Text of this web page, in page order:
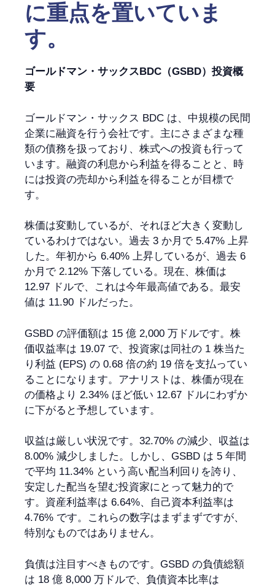
に重点を置いていま
す。
ゴールドマン・サックスBDC（GSBD）投資概
要
ゴールドマン・サックス BDC は、中規模の民間
企業に融資を行う会社です。主にさまざまな種
類の債務を扱っており、株式への投資も行って
います。融資の利息から利益を得ることと、時
には投資の売却から利益を得ることが目標で
す。
株価は変動しているが、それほど大きく変動し
ているわけではない。過去 3 か月で 5.47% 上昇
した。年初から 6.40% 上昇しているが、過去 6
か月で 2.12% 下落している。現在、株価は
12.97 ドルで、これは今年最高値である。最安
値は 11.90 ドルだった。
GSBD の評価額は 15 億 2,000 万ドルです。株
価収益率は 19.07 で、投資家は同社の 1 株当た
り利益 (EPS) の 0.68 倍の約 19 倍を支払ってい
ることになります。アナリストは、株価が現在
の価格より 2.34% ほど低い 12.67 ドルにわずか
に下がると予想しています。
収益は厳しい状況です。32.70% の減少、収益は
8.00% 減少しました。しかし、GSBD は 5 年間
で平均 11.34% という高い配当利回りを誇り、
安定した配当を望む投資家にとって魅力的で
す。資産利益率は 6.64%、自己資本利益率は
4.76% です。これらの数字はまずまずですが、
特別なものではありません。
負債は注目すべきものです。GSBD の負債総額
は 18 億 8,000 万ドルで、負債資本比率は